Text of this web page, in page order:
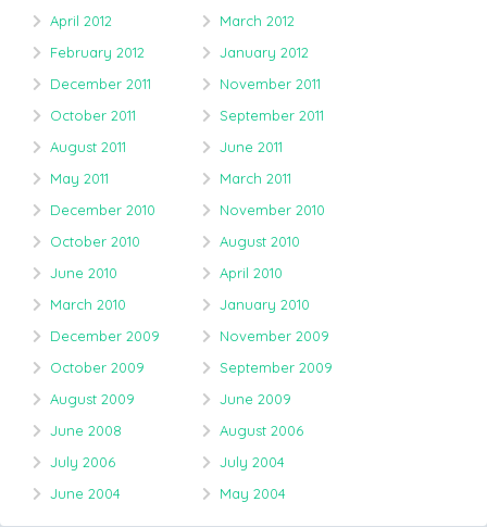
April 2012
March 2012
February 2012
January 2012
December 2011
November 2011
October 2011
September 2011
August 2011
June 2011
May 2011
March 2011
December 2010
November 2010
October 2010
August 2010
June 2010
April 2010
March 2010
January 2010
December 2009
November 2009
October 2009
September 2009
August 2009
June 2009
June 2008
August 2006
July 2006
July 2004
June 2004
May 2004